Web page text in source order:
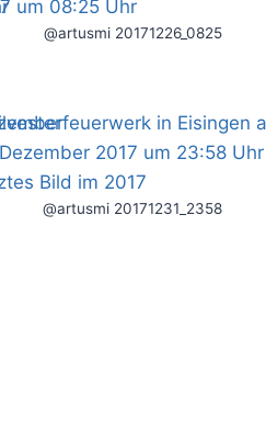
@artusmi 20171226_0825
@artusmi 20171231_2358